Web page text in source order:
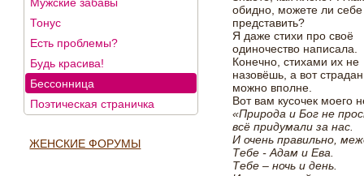
Тонус
Есть проблемы?
Будь красива!
Бессонница
Поэтическая страничка
ЖЕНСКИЕ ФОРУМЫ
обидно, можете ли себе
представить?
Я даже стихи про своё
одиночество написала.
Конечно, стихами их не
назовёшь, а вот
можно вполне.
Вот вам кусочек моего
«Природа и Бог не
всё придумали за нас.
И очень правильно,
Тебе - Адам и Ева.
Тебе – ночь и день.